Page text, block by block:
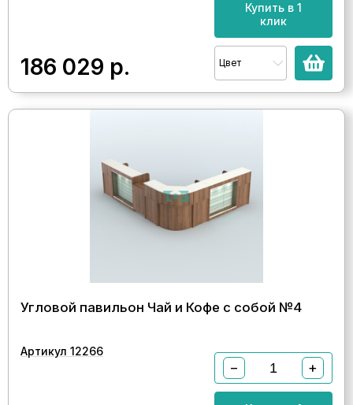
186 029 р.
Купить в 1
клик
Цвет
Угловой павильон Чай и Кофе с собой №4
Артикул 12266
− +